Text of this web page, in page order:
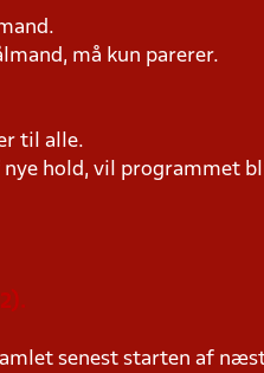
må kun parerer.
til alle.
hold, vil programmet
senest starten af